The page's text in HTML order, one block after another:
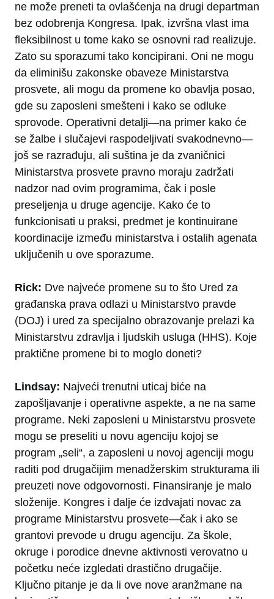
ne može preneti ta ovlašćenja na drugi departman
bez odobrenja Kongresa. Ipak, izvršna vlast ima
fleksibilnost u tome kako se osnovni rad realizuje.
Zato su sporazumi tako koncipirani. Oni ne mogu
da eliminišu zakonske obaveze Ministarstva
prosvete, ali mogu da promene ko obavlja posao,
gde su zaposleni smešteni i kako se odluke
sprovode. Operativni detalji—na primer kako će
se žalbe i slučajevi raspodeljivati svakodnevno—
još se razrađuju, ali suština je da zvaničnici
Ministarstva prosvete pravno moraju zadržati
nadzor nad ovim programima, čak i posle
preseljenja u druge agencije. Kako će to
funkcionisati u praksi, predmet je kontinuirane
koordinacije između ministarstva i ostalih agenata
uključenih u ove sporazume.
Rick: Dve najveće promene su to što Ured za
građanska prava odlazi u Ministarstvo pravde
(DOJ) i ured za specijalno obrazovanje prelazi ka
Ministarstvu zdravlja i ljudskih usluga (HHS). Koje
praktične promene bi to moglo doneti?
Lindsay: Najveći trenutni uticaj biće na
zapošljavanje i operativne aspekte, a ne na same
programe. Neki zaposleni u Ministarstvu prosvete
mogu se preseliti u novu agenciju kojoj se
program „seli“, a zaposleni u novoj agenciji mogu
raditi pod drugačijim menadžerskim strukturama ili
preuzeti nove odgovornosti. Finansiranje je malo
složenije. Kongres i dalje će izdvajati novac za
programe Ministarstvu prosvete—čak i ako se
grantovi prevode u drugu agenciju. Za škole,
okruge i porodice dnevne aktivnosti verovatno u
početku neće izgledati drastično drugačije.
Ključno pitanje je da li ove nove aranžmane na